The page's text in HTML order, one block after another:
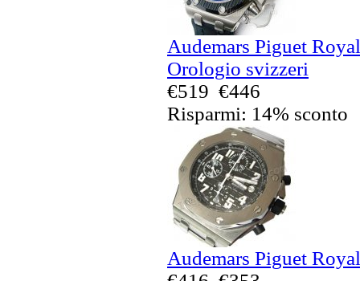
Audemars Piguet
Orologio svizzeri
€519 €446
Risparmi: 14% sconto
Audemars Piguet